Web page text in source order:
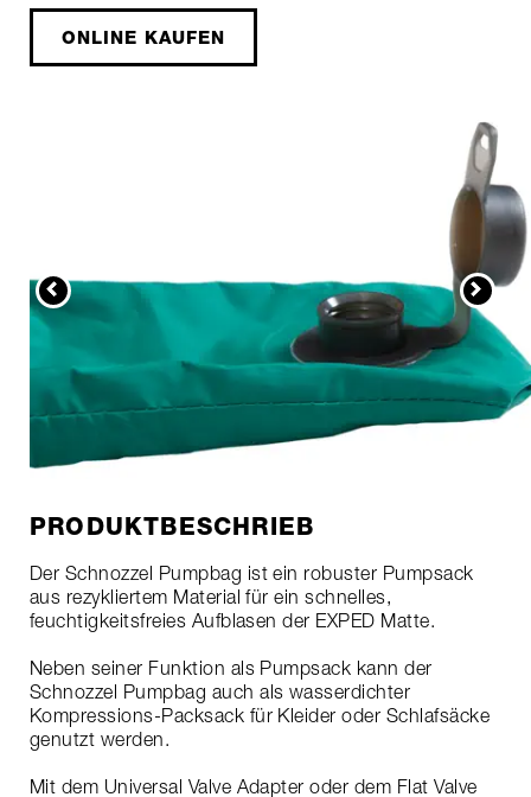
ONLINE KAUFEN
PRODUKTBESCHRIEB
Der Schnozzel Pumpbag ist ein robuster Pumpsack
aus rezykliertem Material für ein schnelles,
feuchtigkeitsfreies Aufblasen der EXPED Matte.
Neben seiner Funktion als Pumpsack kann der
Schnozzel Pumpbag auch als wasserdichter
Kompressions-Packsack für Kleider oder Schlafsäcke
genutzt werden.
Mit dem Universal Valve Adapter oder dem Flat Valve